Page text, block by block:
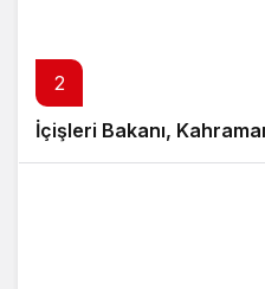
2
İçişleri Bakanı,